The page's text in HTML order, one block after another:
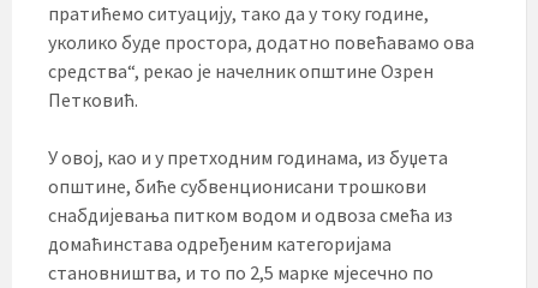
пратићемо ситуацију, тако да у току године,
уколико буде простора, додатно повећавамо ова
средства“, рекао је начелник општине Озрен
Петковић.
У овој, као и у претходним годинама, из буџета
општине, биће субвенционисани трошкови
снабдијевања питком водом и одвоза смећа из
домаћинстава одређеним категоријама
становништва, и то по 2,5 марке мјесечно по